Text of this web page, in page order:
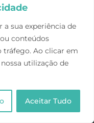
sua experiência de
conteúdos
tráfego. Ao clicar em
utilização de
Aceitar Tudo